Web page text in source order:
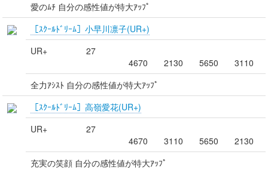
愛のﾑﾁ 自分の感性値が特大ｱｯﾌﾟ
［ｽｸｰﾙﾄﾞﾘｰﾑ］小早川凛子(UR+)
UR+
27
4670
2130 5650
3110
全力ｱｼｽﾄ 自分の感性値が特大ｱｯﾌﾟ
［ｽｸｰﾙﾄﾞﾘｰﾑ］高嶺愛花(UR+)
UR+
27
4670
3110 5650
2130
充実の笑顔 自分の感性値が特大ｱｯﾌﾟ